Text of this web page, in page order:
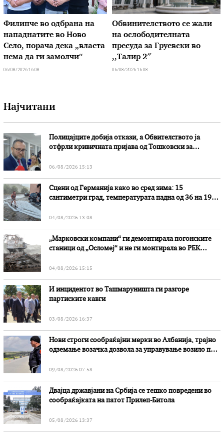
Филипче во одбрана на
нападнатите во Ново
Село, порача дека „власта
нема да ги замолчи“
06/08/2026 16:08
Обвинителството се жали
на ослободителната
пресуда за Груевски во
,,Талир 2″
06/08/2026 16:08
Најчитани
Полицајците добија откази, а Обвителството ја
отфрли кривичната пријава од Тошковски за
06/08/2026 15:13
Сцени од Германија како во сред зима: 15
сантиметри град, температурата падна од 36 на 19
04/08/2026 13:08
„Марковски компани“ ги демонтирала погонските
станици од „Осломеј“ и не ги монтирала во РЕК
04/08/2026 15:15
И инцидентот во Ташмаруништa ги разгоре
партиските кавги
03/08/2026 16:37
Нови строги сообраќајни мерки во Aлбанија, трајно
одземање возачка дозвола за управување возило под
09/08/2026 07:58
Двајца државјани на Србија се тешко повредени во
сообраќајката на патот Прилеп-Битола
05/08/2026 13:37